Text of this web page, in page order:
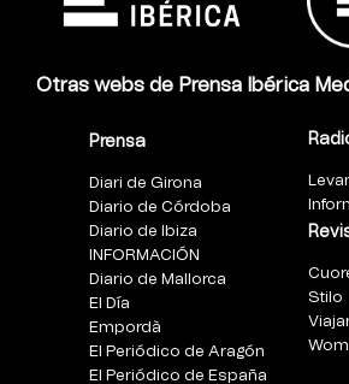
Otras webs de Prensa Ibérica
Prensa
Diari de Girona
Diario de Córdoba
Diario de Ibiza
INFORMACIÓN
Diario de Mallorca
El Día
Empordà
El Periódico de Aragón
El Periódico de España
Stilo